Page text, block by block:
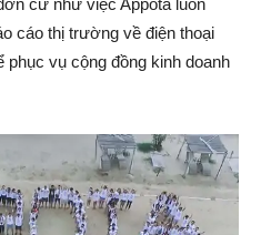
cử như việc Appota luôn
cáo thị trường về điện thoại
phục vụ cộng đồng kinh doanh